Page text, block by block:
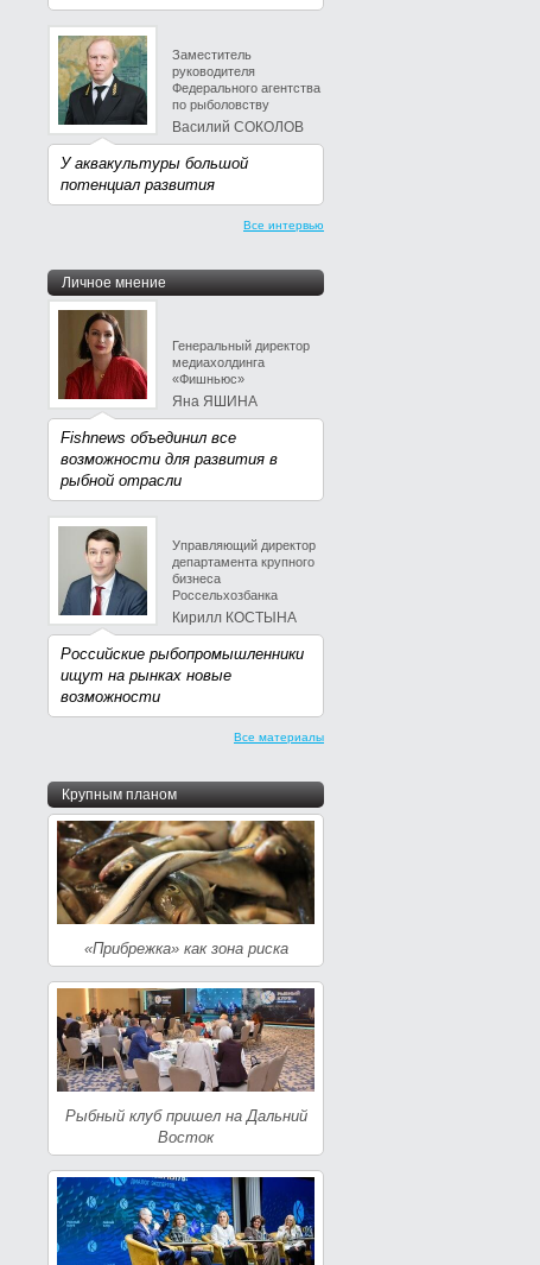
Заместитель
руководителя
Федерального агентства
по рыболовству
Василий СОКОЛОВ
У аквакультуры большой
потенциал развития
Все интервью
Личное мнение
Генеральный директор
медиахолдинга
«Фишньюс»
Яна ЯШИНА
Fishnews объединил все
возможности для развития в
рыбной отрасли
Управляющий директор
департамента крупного
бизнеса
Россельхозбанка
Кирилл КОСТЫНА
Российские рыбопромышленники
ищут на рынках новые
возможности
Все материалы
Крупным планом
«Прибрежка» как зона риска
Рыбный клуб пришел на Дальний
Восток